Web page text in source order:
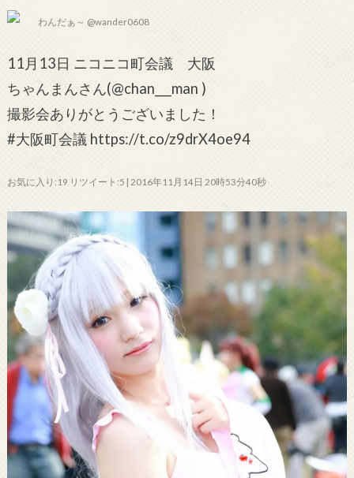
わんだぁ～ @wander0608
11月13日 ニコニコ町会議 大阪
ちゃんまんさん(@chan___man )
撮影会ありがとうございました！
#大阪町会議 https://t.co/z9drX4oe94
お気に入り:19 リツイート:5 | 2016年11月14日 20時53分40秒